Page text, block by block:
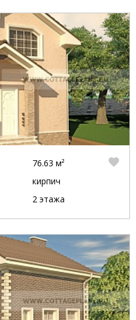
76.63 м²
кирпич
2 этажа